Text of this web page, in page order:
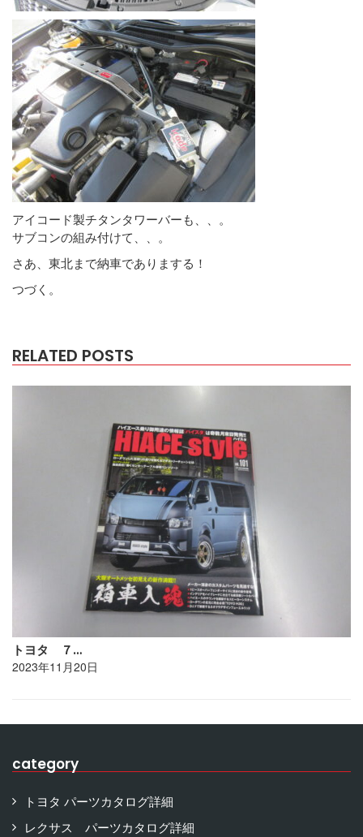
アイコード製チタンタワーバーも、、。
サブコンの組み付けて、、。
さあ、東北まで納車でありまする！
つづく。
RELATED POSTS
トヨタ ７…
2023年11月20日
category
トヨタ パーツカタログ詳細
レクサス パーツカタログ詳細